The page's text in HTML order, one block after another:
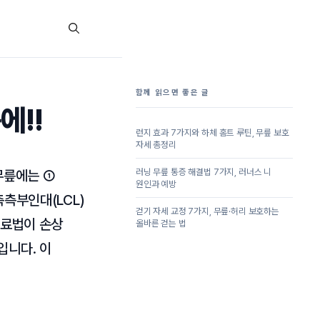
!!
릎에는 ①
부인대(LCL)
법이 손상
니다. 이
함께 읽으면 좋은 글
런지 효과 7가지와 하체 홈트 루틴, 무릎 보호
자세 총정리
러닝 무릎 통증 해결법 7가지, 러너스 니
원인과 예방
걷기 자세 교정 7가지, 무릎·허리 보호하는
올바른 걷는 법